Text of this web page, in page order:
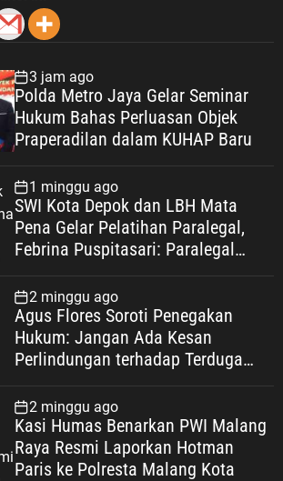
3 jam ago
Polda Metro Jaya Gelar Seminar
Hukum Bahas Perluasan Objek
Praperadilan dalam KUHAP Baru
1 minggu ago
SWI Kota Depok dan LBH Mata
Pena Gelar Pelatihan Paralegal,
Febrina Puspitasari: Paralegal
Keadilan Warga Depok
2 minggu ago
Agus Flores Soroti Penegakan
Hukum: Jangan Ada Kesan
Perlindungan terhadap Terduga
Dipertaruhkan
2 minggu ago
Kasi Humas Benarkan PWI Malang
Raya Resmi Laporkan Hotman
Paris ke Polresta Malang Kota